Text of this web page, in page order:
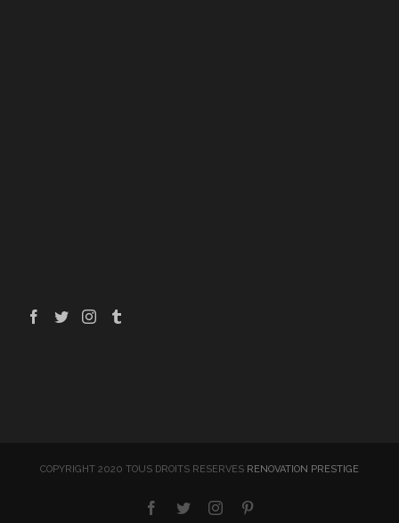
COPYRIGHT 2020 TOUS DROITS RESERVES RENOVATION PRESTIGE
facebook
twitterinstagram